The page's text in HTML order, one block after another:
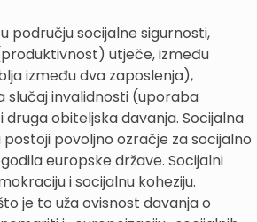
području socijalne sigurnosti,
utječe, između
između dva zaposlenja),
slučaj invalidnosti (uporaba
obiteljska davanja. Socijalna
povoljno ozračje za socijalno
europske države. Socijalni
i socijalnu koheziju.
je to uža ovisnost davanja o